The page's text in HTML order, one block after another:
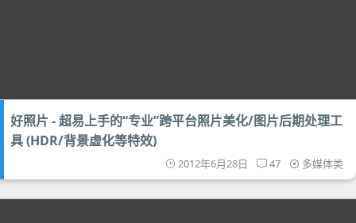
好照片 - 超易上手的“专业”跨平台照片美化/图片后期处理工
具 (HDR/背景虚化等特效)
2012年6月28日 47 多媒体类